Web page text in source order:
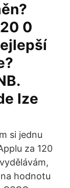
0
lze
si jednu
za 120
hodnotu